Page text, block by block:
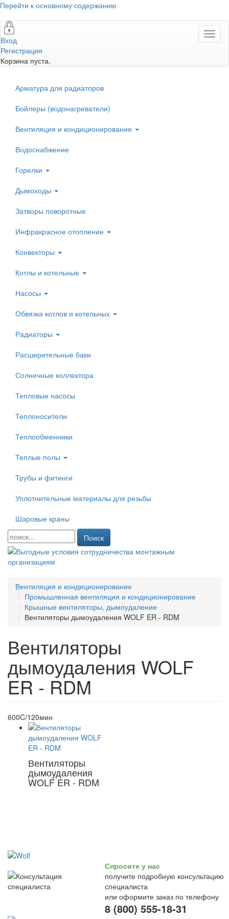
Перейти к основному содержанию
Вход
Регистрация
Корзина пуста.
Арматура для радиаторов
Бойлеры (водонагреватели)
Вентиляция и кондиционирование
Водоснабжение
Горелки
Дымоходы
Затворы поворотные
Инфракрасное отопление
Конвекторы
Котлы и котельные
Насосы
Обвязка котлов и котельных
Радиаторы
Расширительные баки
Солнечные коллектора
Тепловые насосы
Теплоносители
Теплообменники
Теплые полы
Трубы и фитинги
Уплотнительные материалы для резьбы
Шаровые краны
Поиск
Вентиляция и кондиционирование
Промышленная вентиляция и кондиционирование
Крышные вентиляторы, дымоудаление
Вентиляторы дымоудаления WOLF ER - RDM
Вентиляторы
дымоудаления WOLF
ER - RDM
600C/120мин
Вентиляторы
дымоудаления
WOLF ER - RDM
Спросите у нас
получите подробную консультацию
специалиста
или оформите заказ по телефону
8 (800) 555-18-31